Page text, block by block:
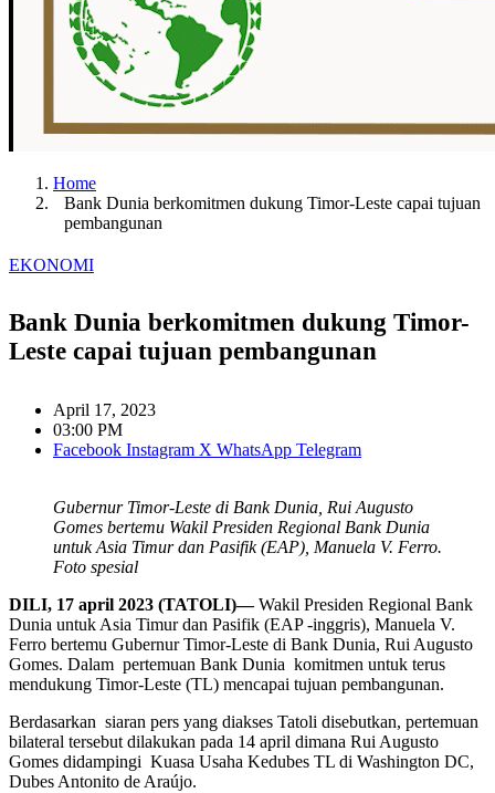
Home
Bank Dunia berkomitmen dukung Timor-Leste capai tujuan
pembangunan
EKONOMI
Bank Dunia berkomitmen dukung Timor-
Leste capai tujuan pembangunan
April 17, 2023
03:00 PM
Facebook Instagram X WhatsApp Telegram
Gubernur Timor-Leste di Bank Dunia, Rui Augusto
Gomes bertemu Wakil Presiden Regional Bank Dunia
untuk Asia Timur dan Pasifik (EAP), Manuela V. Ferro.
Foto spesial
DILI, 17 april 2023 (TATOLI)—Wakil Presiden Regional Bank
Dunia untuk Asia Timur dan Pasifik (EAP -inggris), Manuela V.
Ferro bertemu Gubernur Timor-Leste di Bank Dunia, Rui Augusto
Gomes. Dalam pertemuan Bank Dunia komitmen untuk terus
mendukung Timor-Leste (TL) mencapai tujuan pembangunan.
Berdasarkan siaran pers yang diakses Tatoli disebutkan, pertemuan
bilateral tersebut dilakukan pada 14 april dimana Rui Augusto
Gomes didampingi Kuasa Usaha Kedubes TL di Washington DC,
Dubes Antonito de Araújo.